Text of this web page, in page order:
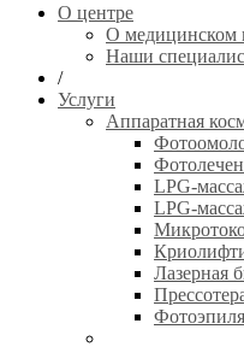
О центре
О медицинском
Наши
/
Услуги
Аппаратная
LPG-
LPG-
Лазерная